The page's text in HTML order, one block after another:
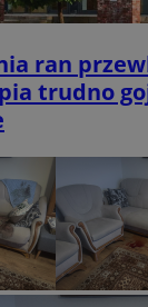
ran
trudno